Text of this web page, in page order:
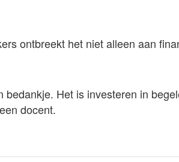
ontbreekt het niet alleen aan
bedankje. Het is investeren in
docent.